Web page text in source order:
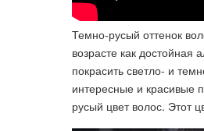
Темно-русый оттенок
возрасте как
покрасить светло- и
интересные и красивые
русый цвет волос. Этот